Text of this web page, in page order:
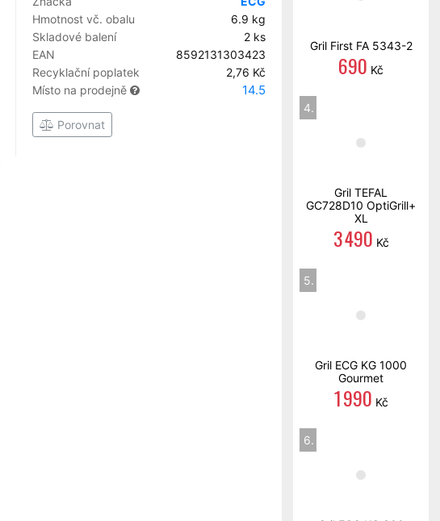
Hmotnost vč. obalu
6.9 kg
Skladové balení
2 ks
EAN
8592131303423
Recyklační poplatek
2,76 Kč
Místo na prodejně
14.5
Porovnat
Gril First FA 5343-2
690 Kč
4.
Gril TEFAL
GC728D10 OptiGrill+
XL
3 490 Kč
5.
Gril ECG KG 1000
Gourmet
1 990 Kč
6.